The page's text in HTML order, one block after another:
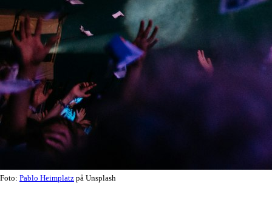
Foto: Pablo Heimplatz på Unsplash